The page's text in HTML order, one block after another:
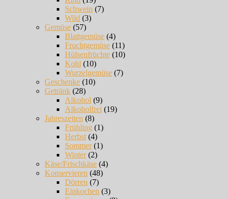
Schwein (7)
Wild (3)
Gemüse (57)
Blattgemüse (4)
Fruchtgemüse (11)
Hülsenfrüchte (10)
Kohl (10)
Wurzelgemüse (7)
Geschenke (10)
Getränk (28)
Alkohol (9)
Alkoholfrei (19)
Jahreszeiten (8)
Frühling (1)
Herbst (4)
Sommer(1)
Winter(2)
Käse/Frischkäse (4)
Konservieren (48)
Dörren (7)
Einkochen (3)